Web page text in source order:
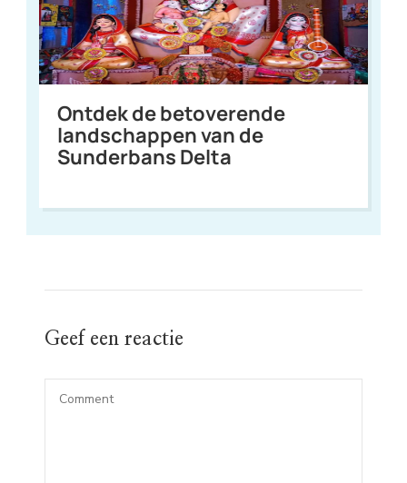
Ontdek de betoverende
landschappen van de
Sunderbans Delta
Geef een reactie